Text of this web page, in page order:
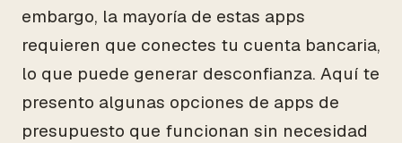
embargo, la mayoría de estas apps
requieren que conectes tu cuenta bancaria,
lo que puede generar desconfianza. Aquí te
presento algunas opciones de apps de
presupuesto que funcionan sin necesidad